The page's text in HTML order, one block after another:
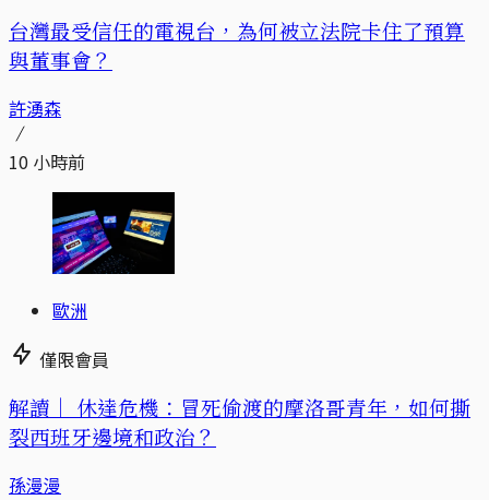
台灣最受信任的電視台，為何被立法院卡住了預算
與董事會？
許湧森
10 小時前
歐洲
僅限會員
解讀｜ 休達危機：冒死偷渡的摩洛哥青年，如何撕
裂西班牙邊境和政治？
孫漫漫